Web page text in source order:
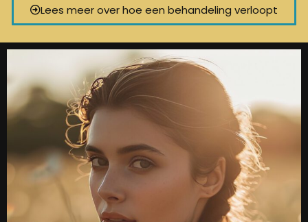
Lees meer over hoe een behandeling verloopt